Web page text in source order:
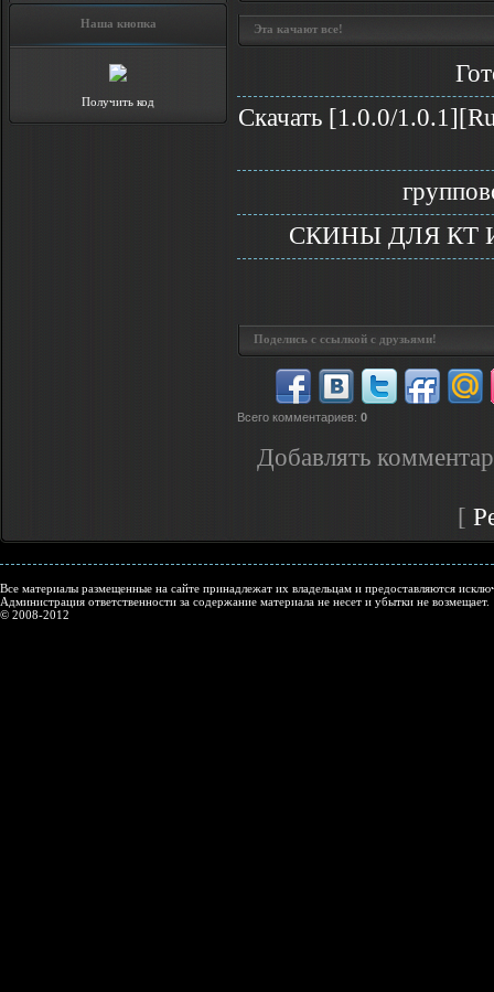
Наша кнопка
Получить код
Эта качают все!
Скачать [1.0.0/
СКИНЫ ДЛЯ КТ
Поделись с ссылкой с друзьями!
Всего комментариев: 0
Добавлять
[
Все материалы размещенные на сайте принадлежат их владельцам и предоставляются
Администрация ответственности за содержание материала не несет и убытки не возмещает.
© 2008-2012